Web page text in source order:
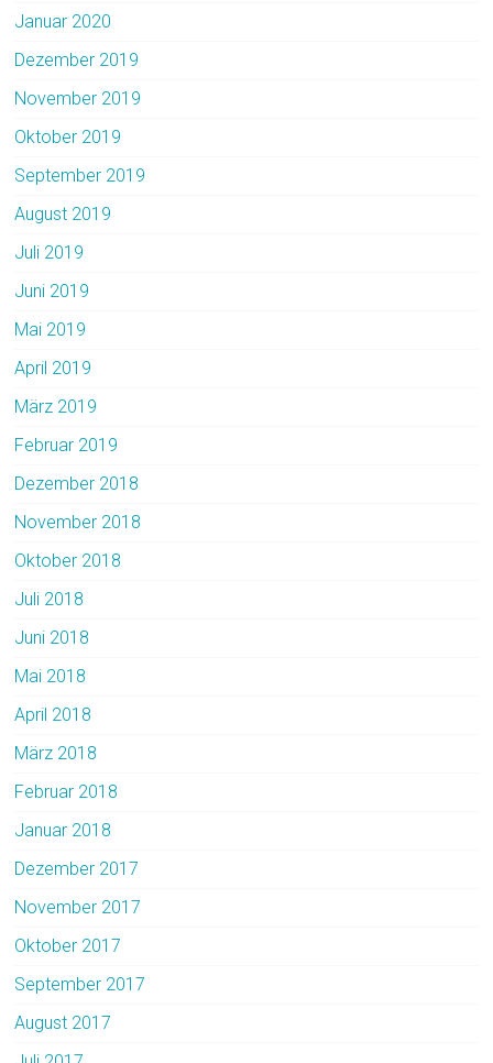
Januar 2020
Dezember 2019
November 2019
Oktober 2019
September 2019
August 2019
Juli 2019
Juni 2019
Mai 2019
April 2019
März 2019
Februar 2019
Dezember 2018
November 2018
Oktober 2018
Juli 2018
Juni 2018
Mai 2018
April 2018
März 2018
Februar 2018
Januar 2018
Dezember 2017
November 2017
Oktober 2017
September 2017
August 2017